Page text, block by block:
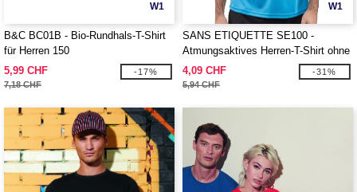
W1
B&C BC01B - Bio-Rundhals-T-Shirt
für Herren 150
5,99 CHF
7,18 CHF
-17%
W1
SANS ETIQUETTE SE100 -
Atmungsaktives Herren-T-Shirt ohne
Markenlabel
4,09 CHF
5,94 CHF
-31%